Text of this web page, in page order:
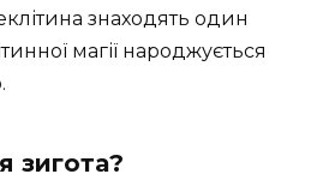
знаходять один
магії народжується
зигота?